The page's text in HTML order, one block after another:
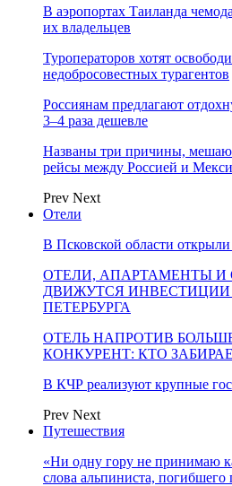
В аэропортах Таиланда
их владельцев
Туроператоров хотят
недобросовестных турагентов
Россиянам предлагают
3–4 раза дешевле
Названы три причины,
рейсы между Россией и
Prev Next
Отели
В Псковской области
ОТЕЛИ, АПАРТАМЕНТЫ И
ДВИЖУТСЯ
ПЕТЕРБУРГА
ОТЕЛЬ НАПРОТИВ
КОНКУРЕНТ: КТО
В КЧР реализуют крупные
Prev Next
Путешествия
«Ни одну гору не принимаю
слова альпиниста,